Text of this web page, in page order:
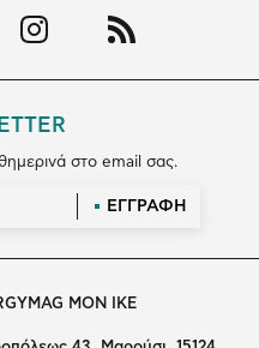
στο email σας.
ΕΓΓΡΑΦΗ
MON IKE